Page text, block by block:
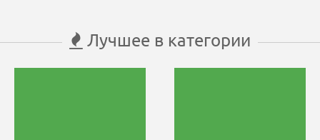
Лучшее в категории